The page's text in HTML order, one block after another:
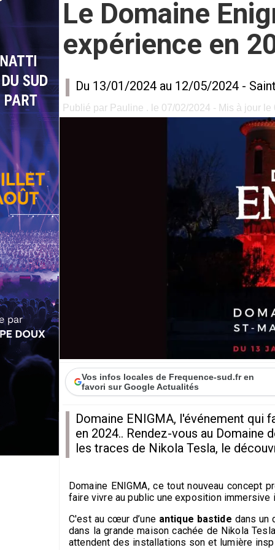
Le Domaine
expérience en
Du 13/01/2024 au 12/05/2024 -
Publié par Pauline . le 07/02/2024 - Mis à jour le
Vos infos locales de Frequence-sud.fr en
favori sur Google Actualités
Domaine ENIGMA, l'événement
en 2024.. Rendez-vous au Domaine
les traces de Nikola Tesla, le
Domaine ENIGMA, ce tout nouveau concept
faire vivre au public une exposition
C'est au cœur d’uneantique bastide dans un
dans la grande maison cachée de Nikola
attendent des installations son et lumière